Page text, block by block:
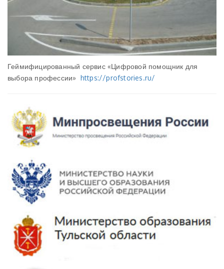
Геймифицированный сервис «Цифровой помощник для
выбора профессии» https://profstories.ru/